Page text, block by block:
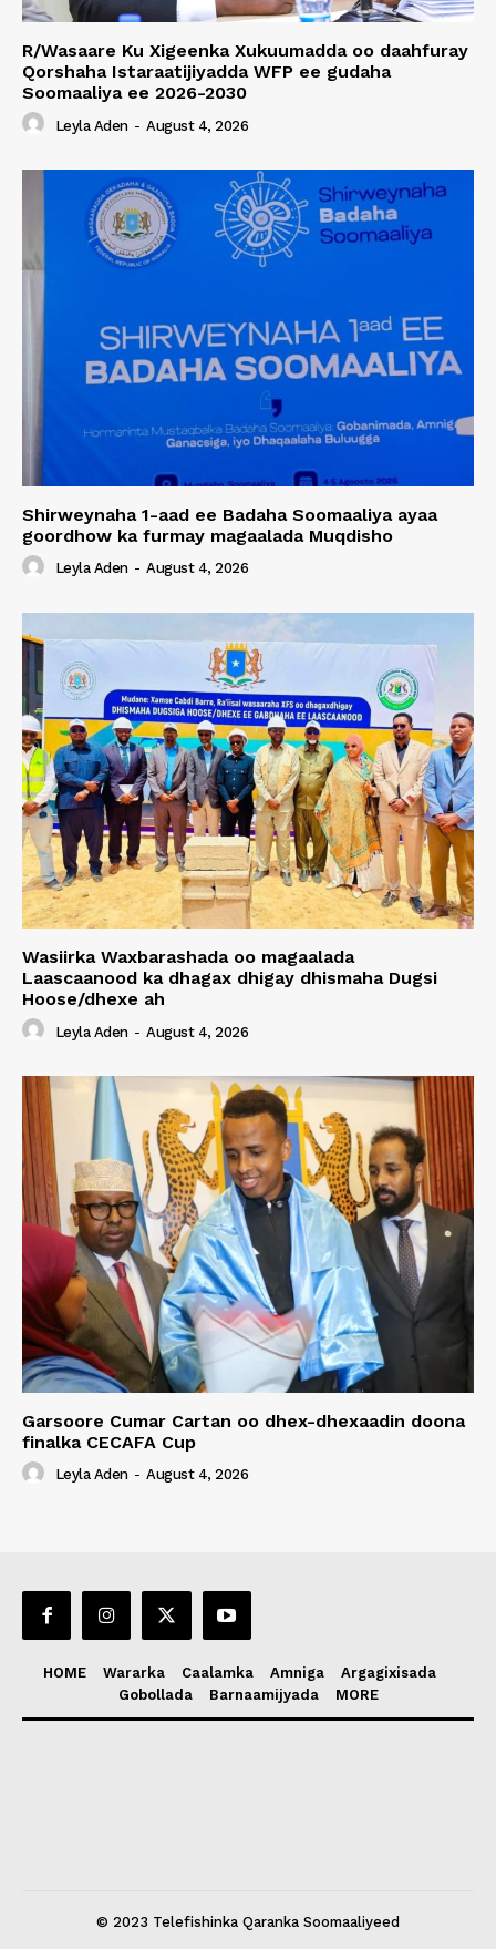
R/Wasaare Ku Xigeenka Xukuumadda oo daahfuray
Qorshaha Istaraatijiyadda WFP ee gudaha
Soomaaliya ee 2026-2030
Leyla Aden - August 4, 2026
Shirweynaha 1-aad ee Badaha Soomaaliya ayaa
goordhow ka furmay magaalada Muqdisho
Leyla Aden - August 4, 2026
Wasiirka Waxbarashada oo magaalada
Laascaanood ka dhagax dhigay dhismaha Dugsi
Hoose/dhexe ah
Leyla Aden - August 4, 2026
Garsoore Cumar Cartan oo dhex-dhexaadin doona
finalka CECAFA Cup
Leyla Aden - August 4, 2026
HOME Wararka Caalamka Amniga
Argagixisada
Gobollada
Barnaamijyada MORE
© 2023 Telefishinka Qaranka Soomaaliyeed